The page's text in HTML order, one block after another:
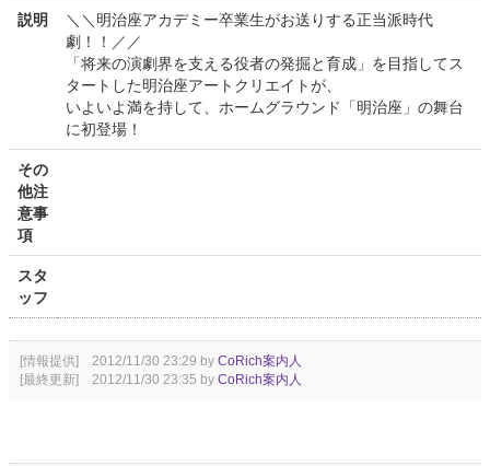
説明
＼＼明治座アカデミー卒業生がお送りする正当派時代
劇！！／／
「将来の演劇界を支える役者の発掘と育成」を目指してス
タートした明治座アートクリエイトが、
いよいよ満を持して、ホームグラウンド「明治座」の舞台
に初登場！
その
他注
意事
項
スタ
ッフ
[情報提供] 2012/11/30 23:29 by CoRich案内人
[最終更新] 2012/11/30 23:35 by CoRich案内人